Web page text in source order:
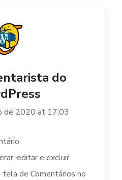
do
de 2020 at 17:03
editar e excluir
de Comentários no